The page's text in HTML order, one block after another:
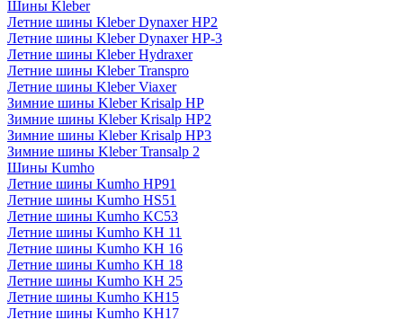
Шины Kleber
Летние шины Kleber Dynaxer HP2
Летние шины Kleber Dynaxer HP-3
Летние шины Kleber Hydraxer
Летние шины Kleber Transpro
Летние шины Kleber Viaxer
Зимние шины Kleber Krisalp HP
Зимние шины Kleber Krisalp HP2
Зимние шины Kleber Krisalp HP3
Зимние шины Kleber Transalp 2
Шины Kumho
Летние шины Kumho HP91
Летние шины Kumho HS51
Летние шины Kumho KC53
Летние шины Kumho KH 11
Летние шины Kumho KH 16
Летние шины Kumho KH 18
Летние шины Kumho KH 25
Летние шины Kumho KH15
Летние шины Kumho KH17